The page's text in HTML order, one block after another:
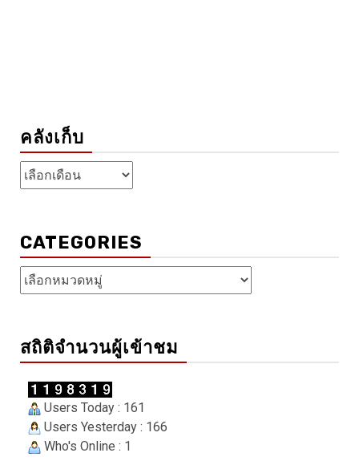
คลังเก็บ
คลัง
เก็บ
CATEGORIES
Categories
สถิติจำนวนผู้เข้าชม
Users Today : 161
Users Yesterday : 166
Who's Online : 1